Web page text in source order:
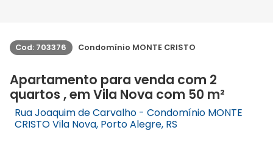
Cod: 703376 Condomínio MONTE CRISTO
Apartamento para venda com 2
quartos , em Vila Nova com 50 m²
Rua Joaquim de Carvalho - Condomínio MONTE
CRISTO Vila Nova, Porto Alegre, RS